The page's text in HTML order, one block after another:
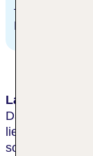
Lage &
Das Hotel
liegt nur
sowie der